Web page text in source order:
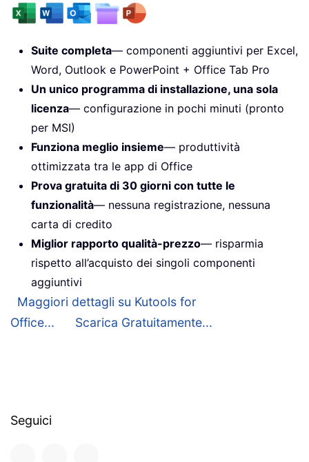
Suite completa— componenti aggiuntivi per Excel,
Word, Outlook e PowerPoint + Office Tab Pro
Un unico programma di installazione, una sola
licenza— configurazione in pochi minuti (pronto
per MSI)
Funziona meglio insieme— produttività
ottimizzata tra le app di Office
Prova gratuita di 30 giorni con tutte le
funzionalità— nessuna registrazione, nessuna
carta di credito
Miglior rapporto qualità-prezzo— risparmia
rispetto all’acquisto dei singoli componenti
aggiuntivi
Maggiori dettagli su Kutools for
Office...
Scarica Gratuitamente...
Seguici